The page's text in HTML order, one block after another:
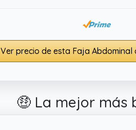
Ver precio de esta Faja Abdominal
🤑 La mejor más